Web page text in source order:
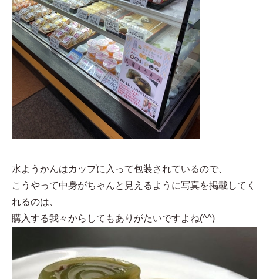
水ようかんはカップに入って包装されているので、
こうやって中身がちゃんと見えるように写真を掲載してく
れるのは、
購入する我々からしてもありがたいですよね(^^)